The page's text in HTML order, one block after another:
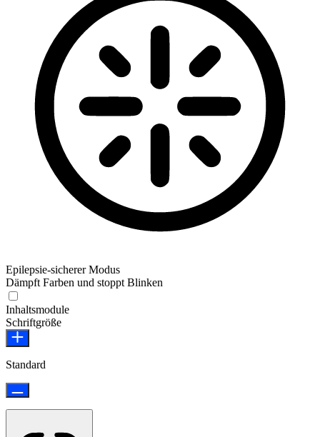
Epilepsie-sicherer Modus
Dämpft Farben und stoppt Blinken
Inhaltsmodule
Schriftgröße
Standard